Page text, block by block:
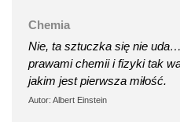
Chemia
Nie, ta sztuczka się nie
prawami chemii i fizyki tak
jakim jest pierwsza miłość.
Autor: Albert Einstein